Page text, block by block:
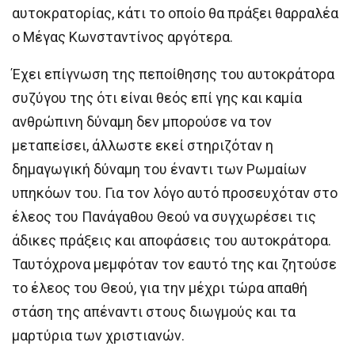
αυτοκρατορίας, κάτι το οποίο θα πράξει θαρραλέα
ο Μέγας Κωνσταντίνος αργότερα.
Έχει επίγνωση της πεποίθησης του αυτοκράτορα
συζύγου της ότι είναι θεός επί γης και καμία
ανθρώπινη δύναμη δεν μπορούσε να τον
μεταπείσει, άλλωστε εκεί στηριζόταν η
δημαγωγική δύναμη του έναντι των Ρωμαίων
υπηκόων του. Για τον λόγο αυτό προσευχόταν στο
έλεος του Πανάγαθου Θεού να συγχωρέσει τις
άδικες πράξεις και αποφάσεις του αυτοκράτορα.
Ταυτόχρονα μεμφόταν τον εαυτό της και ζητούσε
το έλεος του Θεού, για την μέχρι τώρα απαθή
στάση της απέναντι στους διωγμούς και τα
μαρτύρια των χριστιανών.